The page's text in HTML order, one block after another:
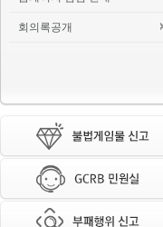
회의록공개